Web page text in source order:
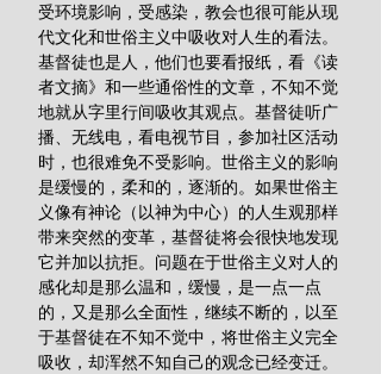
受环境影响，受感染，教会也很可能从现
代文化和世俗主义中吸收对人生的看法。
基督徒也是人，他们也要看报纸，看《读
者文摘》和一些通俗性的文章，不知不觉
地就从字里行间吸收其观点。基督徒听广
播、无线电，看电视节目，参加社区活动
时，也很难免不受影响。世俗主义的影响
是缓慢的，柔和的，逐渐的。如果世俗主
义像有神论（以神为中心）的人生观那样
带来突然的变革，基督徒将会很快地发现
它并加以抗拒。问题在于世俗主义对人的
感化却是那么温和，缓慢，是一点一点
的，又是那么全面性，继续不断的，以至
于基督徒在不知不觉中，将世俗主义完全
吸收，却浑然不知自己的观念已经变迁。